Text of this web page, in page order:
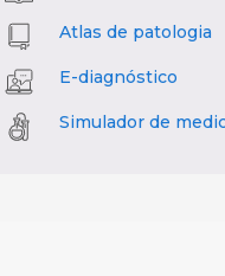
Atlas de patologia
E-diagnóstico
Simulador de